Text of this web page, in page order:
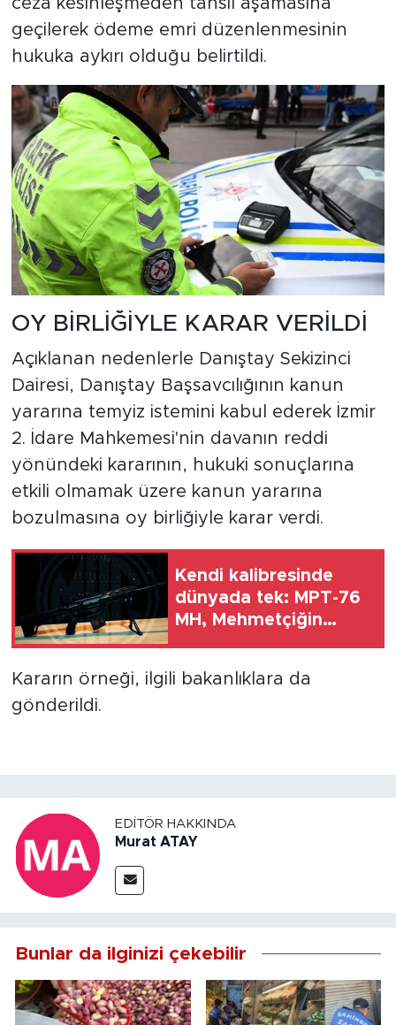
ceza kesinleşmeden tahsil aşamasına
geçilerek ödeme emri düzenlenmesinin
hukuka aykırı olduğu belirtildi.
OY BİRLİĞİYLE KARAR VERİLDİ
Açıklanan nedenlerle Danıştay Sekizinci
Dairesi, Danıştay Başsavcılığının kanun
yararına temyiz istemini kabul ederek İzmir
2. İdare Mahkemesi'nin davanın reddi
yönündeki kararının, hukuki sonuçlarına
etkili olmamak üzere kanun yararına
bozulmasına oy birliğiyle karar verdi.
Kendi kalibresinde
dünyada tek: MPT-76
MH, Mehmetçiğin
Kararın örneği, ilgili bakanlıklara da
gönderildi.
EDITÖR HAKKINDA
Murat ATAY
Bunlar da ilginizi çekebilir